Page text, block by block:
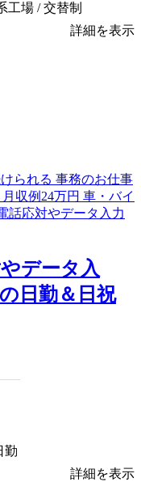
工場 / 交替制
詳細を表示
データ入
日勤＆日祝
勤
詳細を表示